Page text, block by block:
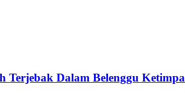
Dalam Belenggu